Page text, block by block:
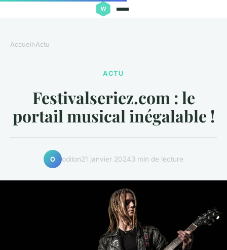
Accueil›Actu
ACTU
Festivalseriez.com : le
portail musical inégalable !
O odilon21 janvier 20243 min de lecture